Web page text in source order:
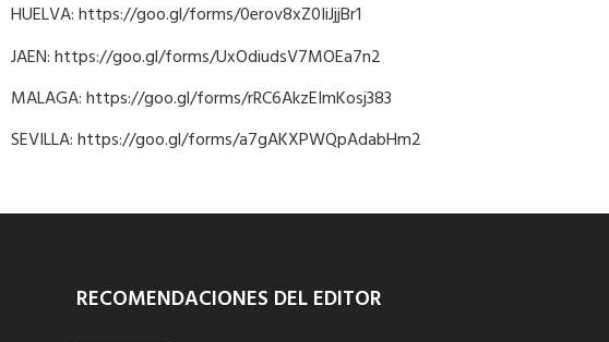
HUELVA: https://goo.gl/forms/0erov8xZ0IiJjjBr1
JAEN: https://goo.gl/forms/UxOdiudsV7MOEa7n2
MALAGA: https://goo.gl/forms/rRC6AkzEImKosj383
SEVILLA: https://goo.gl/forms/a7gAKXPWQpAdabHm2
RECOMENDACIONES DEL EDITOR